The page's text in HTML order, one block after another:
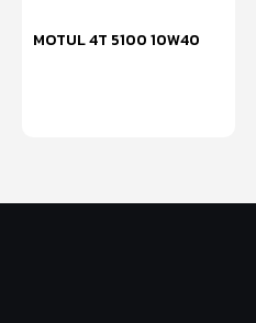
MOTUL 4T 5100 10W40